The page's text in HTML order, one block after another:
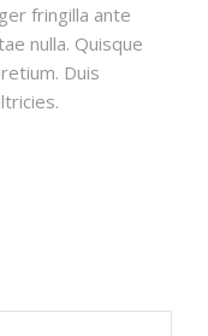
fringilla ante
nulla. Quisque
Duis